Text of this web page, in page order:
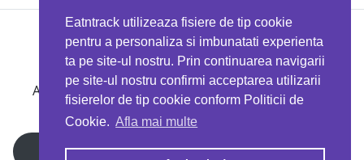
Eatntrack utilizeaza fisiere de tip cookie
pentru a personaliza si imbunatati experienta
ta pe site-ul nostru. Prin continuarea navigarii
pe site-ul nostru confirmi acceptarea utilizarii
fisierelor de tip cookie conform Politicii de
Cookie. Afla mai multe
MYPROTEIN
Ai 40%reducere la orice comandă folosind codul
EATTRACK
Profită acum